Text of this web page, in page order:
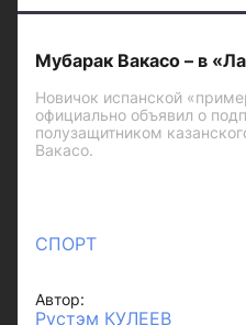
Мубарак Вакасо – в
Новичок испанской
официально объявил о
полузащитником
Вакасо.
СПОРТ
Автор:
Рустэм КУЛЕЕВ